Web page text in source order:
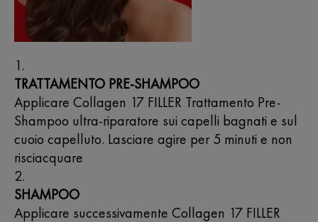
TRATTAMENTO PRE-SHAMPOO
Applicare Collagen 17 FILLER Trattamento Pre-
Shampoo ultra-riparatore sui capelli bagnati e sul
cuoio capelluto. Lasciare agire per 5 minuti e non
risciacquare
SHAMPOO
Applicare successivamente Collagen 17 FILLER